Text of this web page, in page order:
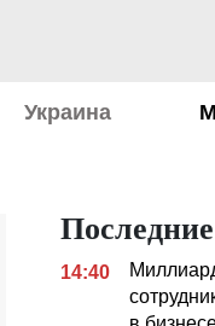
Украина
14:40